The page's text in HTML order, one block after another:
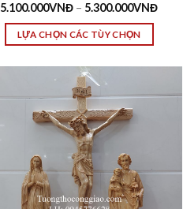
5.100.000VNĐ – 5.300.000VNĐ
LỰA CHỌN CÁC TÙY CHỌN